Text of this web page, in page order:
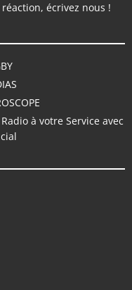
écrivez nous !
à votre Service avec